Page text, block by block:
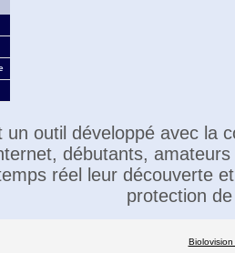
un outil développé avec la
débutants,
réel leur découverte
protection
Biolovision